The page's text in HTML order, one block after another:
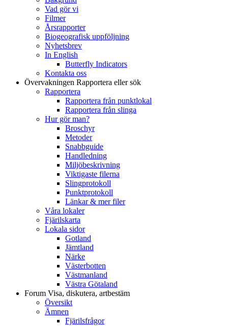
Vad gör vi
Filmer
Årsrapporter
Biogeografisk uppföljning
Nyhetsbrev
In English
Butterfly Indicators
Kontakta oss
Övervakningen Rapportera eller sök
Rapportera
Rapportera från punktlokal
Rapportera från slinga
Hur gör man?
Broschyr
Metoder
Snabbguide
Handledning
Miljöbeskrivning
Viktigaste filerna
Slingprotokoll
Punktprotokoll
Länkar & mer filer
Våra lokaler
Fjärilskarta
Lokala sidor
Gotland
Jämtland
Närke
Västerbotten
Västmanland
Västra Götaland
Forum Visa, diskutera, artbestäm
Översikt
Ämnen
Fjärilsfrågor